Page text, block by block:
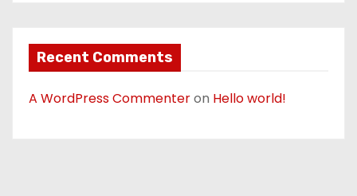
Recent Comments
A WordPress Commenteron Hello world!